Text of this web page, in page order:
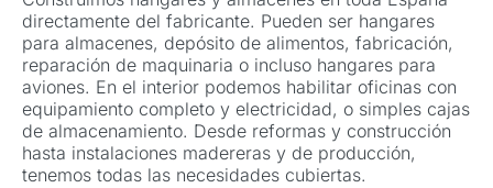
directamente del fabricante. Pueden ser hangares
para almacenes, depósito de alimentos, fabricación,
reparación de maquinaria o incluso hangares para
aviones. En el interior podemos habilitar oficinas con
equipamiento completo y electricidad, o simples cajas
de almacenamiento. Desde reformas y construcción
hasta instalaciones madereras y de producción,
tenemos todas las necesidades cubiertas.